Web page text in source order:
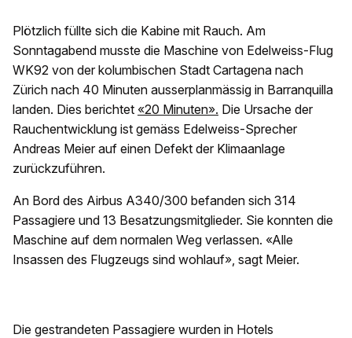
Plötzlich füllte sich die Kabine mit Rauch. Am
Sonntagabend musste die Maschine von Edelweiss-Flug
WK92 von der kolumbischen Stadt Cartagena nach
Zürich nach 40 Minuten ausserplanmässig in Barranquilla
landen. Dies berichtet «20 Minuten». Die Ursache der
Rauchentwicklung ist gemäss Edelweiss-Sprecher
Andreas Meier auf einen Defekt der Klimaanlage
zurückzuführen.
An Bord des Airbus A340/300 befanden sich 314
Passagiere und 13 Besatzungsmitglieder. Sie konnten die
Maschine auf dem normalen Weg verlassen. «Alle
Insassen des Flugzeugs sind wohlauf», sagt Meier.
Die gestrandeten Passagiere wurden in Hotels